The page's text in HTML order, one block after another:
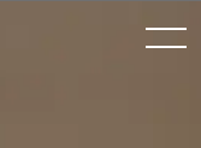
toggle
navigation